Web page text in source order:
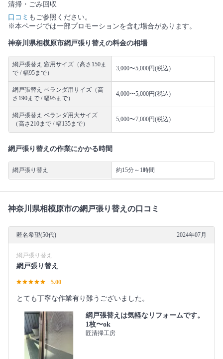
清掃・ごみ回収
口コミ もご参照ください。
※本ページでは一部プロモーションを含む場合があります。
神奈川県相模原市網戸張り替えの料金の相場
網戸張替え 窓用サイズ（高さ150ま
で / 幅95まで）
3,000〜5,000円(税込)
網戸張替え ベランダ用サイズ（高
さ190まで / 幅95まで）
4,000〜5,000円(税込)
網戸張替え ベランダ用大サイズ
（高さ210まで / 幅135まで）
5,000〜7,000円(税込)
網戸張り替えの作業にかかる時間
網戸張り替え 約15分～1時間
神奈川県相模原市の網戸張り替えの口コミ
匿名希望(50代) 2024年07月
網戸張り替え
網戸張り替え
5.00
とても丁寧な作業有り難うございました。
網戸張替えは気軽なリフォームです。
1枚〜ok
匠清掃工房